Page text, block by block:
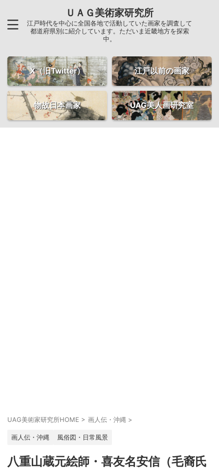
ＵＡＧ美術家研究所
江戸時代を中心に全国各地で活動していた画家を調査して
都道府県別に紹介しています。ただいま近畿地方を探索
中。
X（旧Twitter） 江戸以前の画家
物故日本画家 UAG美人画研究室
UAG美術家研究所HOME > 画人伝・沖縄 >
画人伝・沖縄 風俗図・日常風景
八重山蔵元絵師・喜友名安信（毛裔氏